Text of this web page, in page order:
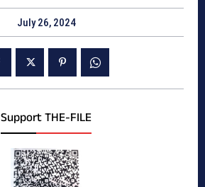
July 26, 2024
Support THE-FILE